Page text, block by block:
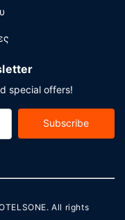
special offers!
Subscribe
. All rights